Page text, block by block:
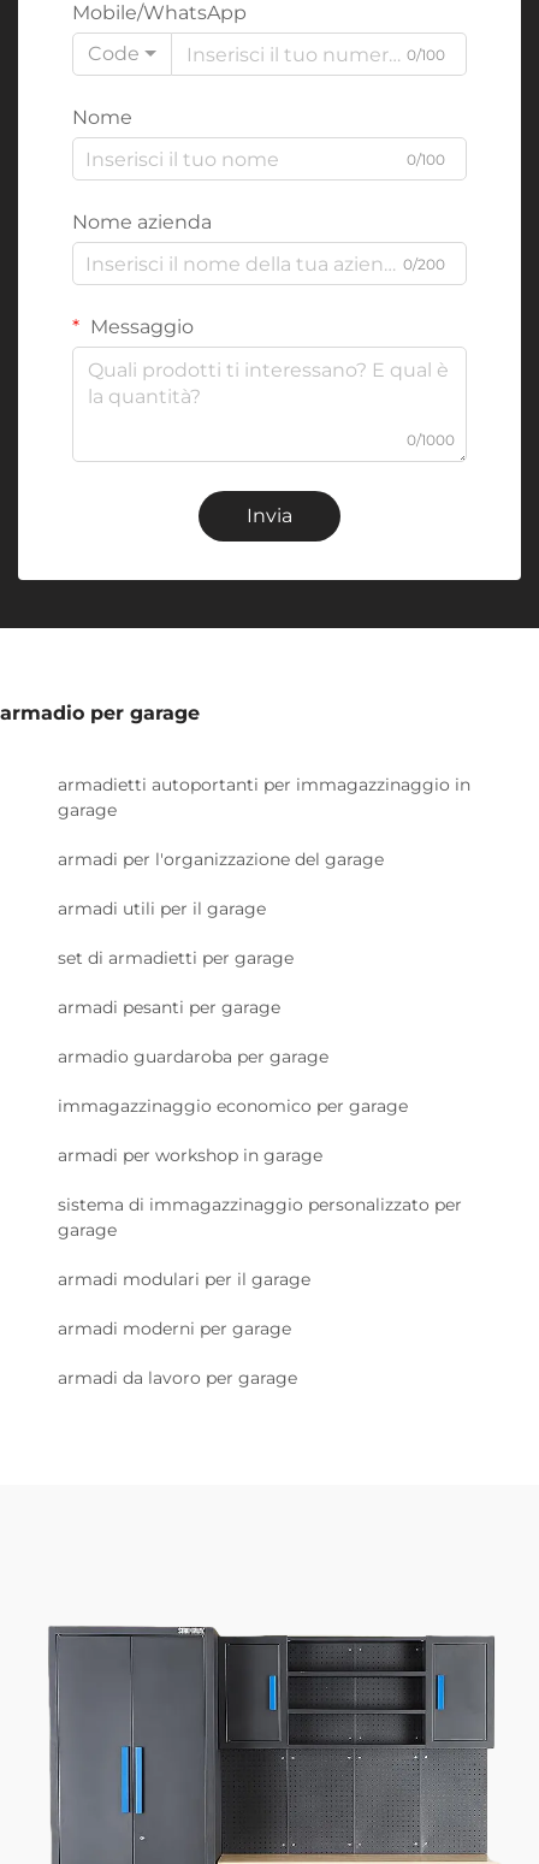
Mobile/WhatsApp
Code
0/100
Nome
0/100
Nome azienda
0/200
Messaggio
0/1000
Invia
armadio per garage
armadietti autoportanti per immagazzinaggio in
garage
armadi per l'organizzazione del garage
armadi utili per il garage
set di armadietti per garage
armadi pesanti per garage
armadio guardaroba per garage
immagazzinaggio economico per garage
armadi per workshop in garage
sistema di immagazzinaggio personalizzato per
garage
armadi modulari per il garage
armadi moderni per garage
armadi da lavoro per garage